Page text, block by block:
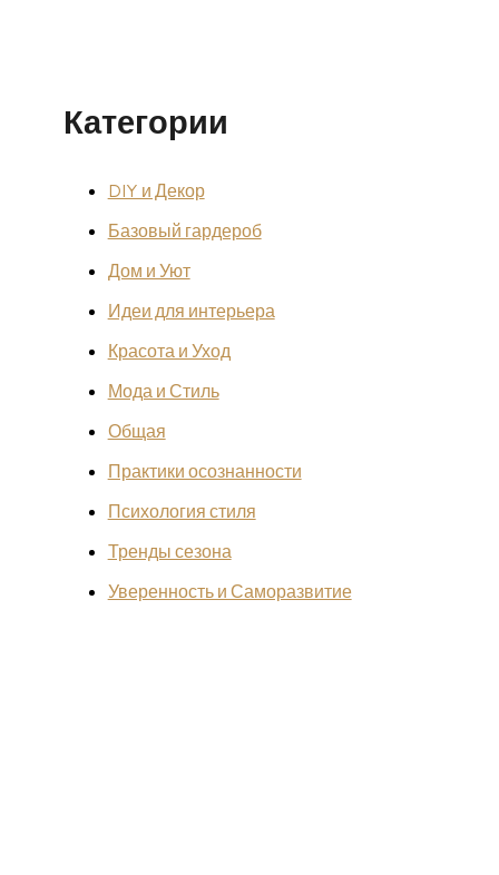
Категории
DIY и Декор
Базовый гардероб
Дом и Уют
Идеи для интерьера
Красота и Уход
Мода и Стиль
Общая
Практики осознанности
Психология стиля
Тренды сезона
Уверенность и Саморазвитие